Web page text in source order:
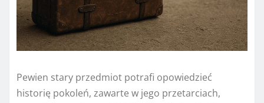
Pewien stary przedmiot potrafi opowiedzieć
historię pokoleń, zawarte w jego przetarciach,